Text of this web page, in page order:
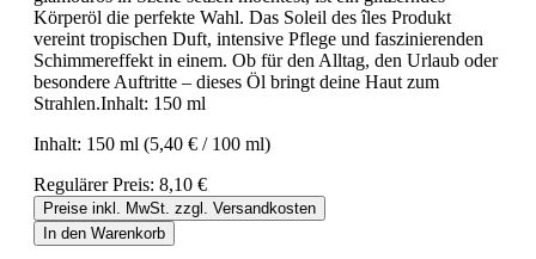
Körperöl die perfekte Wahl. Das Soleil des îles Produkt
vereint tropischen Duft, intensive Pflege und faszinierenden
Schimmereffekt in einem. Ob für den Alltag, den Urlaub oder
besondere Auftritte – dieses Öl bringt deine Haut zum
Strahlen.Inhalt: 150 ml
Inhalt: 150 ml (5,40 € / 100 ml)
Regulärer Preis: 8,10 €
Preise inkl. MwSt. zzgl. Versandkosten
In den Warenkorb